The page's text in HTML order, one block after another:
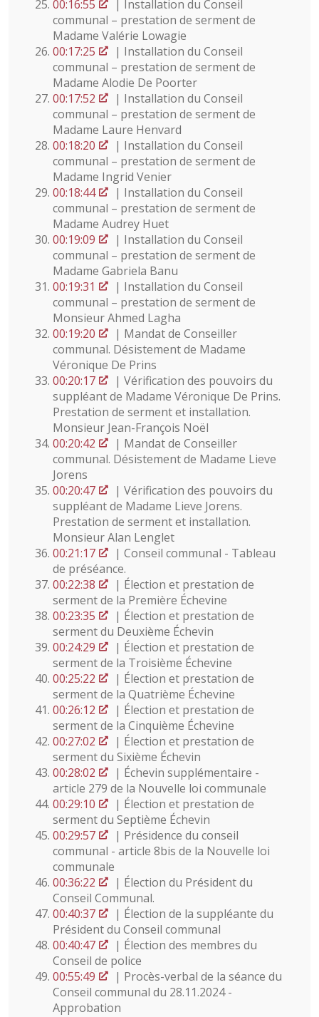
00:16:55
| Installation du Conseil
communal – prestation de serment de
Madame Valérie Lowagie
00:17:25
| Installation du Conseil
communal – prestation de serment de
Madame Alodie De Poorter
00:17:52
| Installation du Conseil
communal – prestation de serment de
Madame Laure Henvard
00:18:20
| Installation du Conseil
communal – prestation de serment de
Madame Ingrid Venier
00:18:44
| Installation du Conseil
communal – prestation de serment de
Madame Audrey Huet
00:19:09
| Installation du Conseil
communal – prestation de serment de
Madame Gabriela Banu
00:19:31
| Installation du Conseil
communal – prestation de serment de
Monsieur Ahmed Lagha
00:19:20
| Mandat de Conseiller
communal. Désistement de Madame
Véronique De Prins
00:20:17
| Vérification des pouvoirs du
suppléant de Madame Véronique De Prins.
Prestation de serment et installation.
Monsieur Jean-François Noël
00:20:42
| Mandat de Conseiller
communal. Désistement de Madame Lieve
Jorens
00:20:47
| Vérification des pouvoirs du
suppléant de Madame Lieve Jorens.
Prestation de serment et installation.
Monsieur Alan Lenglet
00:21:17
| Conseil communal - Tableau
de préséance.
00:22:38
| Élection et prestation de
serment de la Première Échevine
00:23:35
| Élection et prestation de
serment du Deuxième Échevin
00:24:29
| Élection et prestation de
serment de la Troisième Échevine
00:25:22
| Élection et prestation de
serment de la Quatrième Échevine
00:26:12
| Élection et prestation de
serment de la Cinquième Échevine
00:27:02
| Élection et prestation de
serment du Sixième Échevin
00:28:02
| Échevin supplémentaire -
article 279 de la Nouvelle loi communale
00:29:10
| Élection et prestation de
serment du Septième Échevin
00:29:57
| Présidence du conseil
communal - article 8bis de la Nouvelle loi
communale
00:36:22
| Élection du Président du
Conseil Communal.
00:40:37
| Élection de la suppléante du
Président du Conseil communal
00:40:47
| Élection des membres du
Conseil de police
00:55:49
| Procès-verbal de la séance du
Conseil communal du 28.11.2024 -
Approbation